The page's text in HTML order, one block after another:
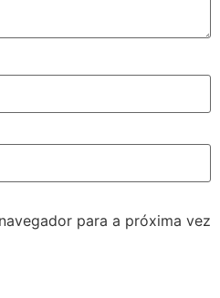
para a próxima vez